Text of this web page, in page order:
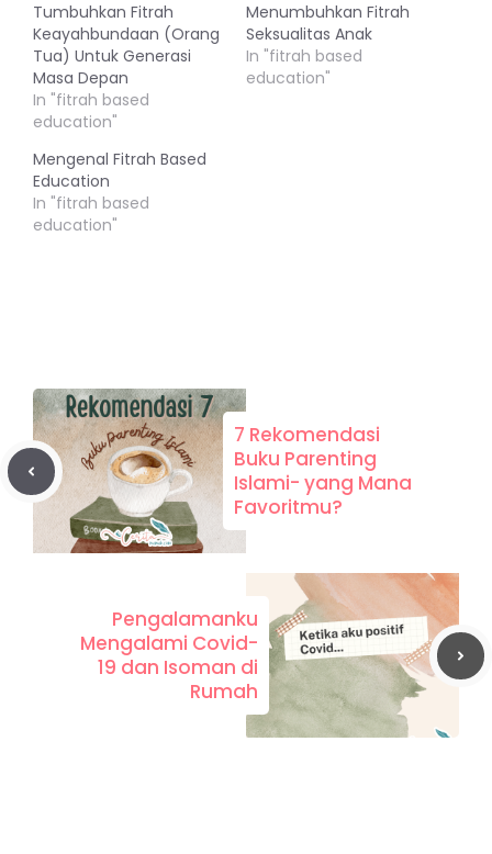
Tumbuhkan Fitrah
Keayahbundaan (Orang
Tua) Untuk Generasi
Masa Depan
In "fitrah based
education"
Menumbuhkan Fitrah
Seksualitas Anak
In "fitrah based
education"
Mengenal Fitrah Based
Education
In "fitrah based
education"
7 Rekomendasi
Buku Parenting
Islami- yang Mana
Favoritmu?
Pengalamanku
Mengalami Covid-
19 dan Isoman di
Rumah